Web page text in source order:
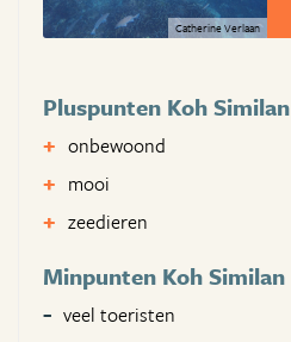
Catherine Verlaan
Pluspunten Koh Similan
onbewoond
mooi
zeedieren
Minpunten Koh Similan
veel toeristen